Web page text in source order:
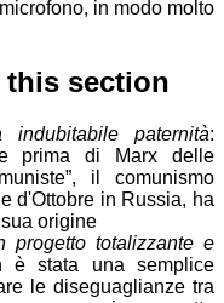
in modo molto
this section
indubitabile paternità:
prima di Marx delle
il comunismo
d'Ottobre in Russia, ha
origine
progetto totalizzante e
è stata una semplice
le diseguaglianze tra